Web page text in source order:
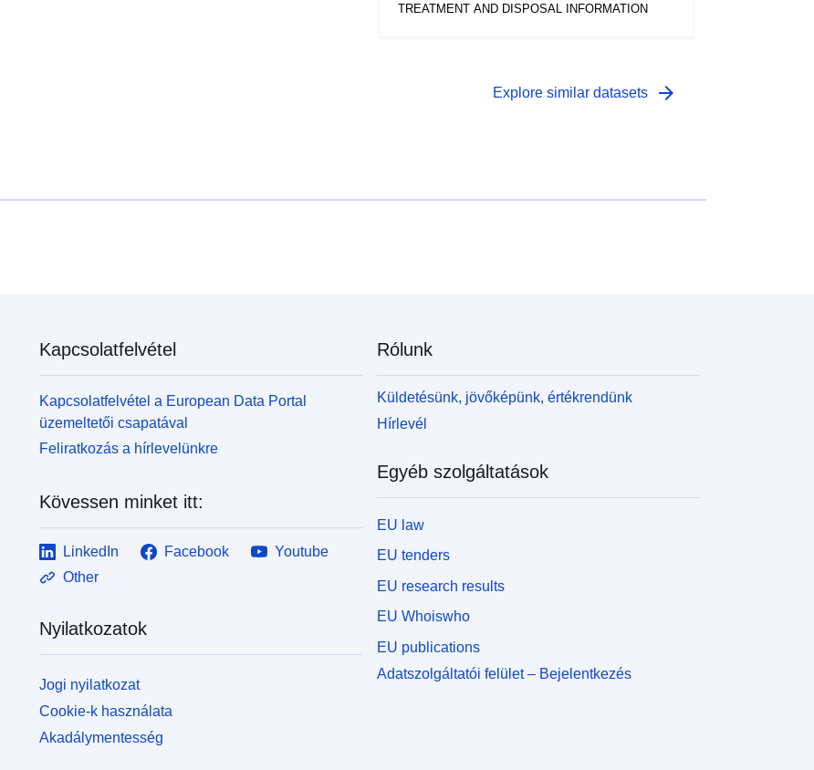
TREATMENT AND DISPOSAL INFORMATION
Explore similar datasets arrow_forward
Kapcsolatfelvétel
Kapcsolatfelvétel a European Data Portal
üzemeltetői csapatával
Feliratkozás a hírlevelünkre
Kövessen minket itt:
LinkedIn Facebook
Youtube
Other
Nyilatkozatok
Jogi nyilatkozat
Cookie-k használata
Akadálymentesség
Rólunk
Küldetésünk, jövőképünk, értékrendünk
Hírlevél
Egyéb szolgáltatások
EU law
EU tenders
EU research results
EU Whoiswho
EU publications
Adatszolgáltatói felület – Bejelentkezés